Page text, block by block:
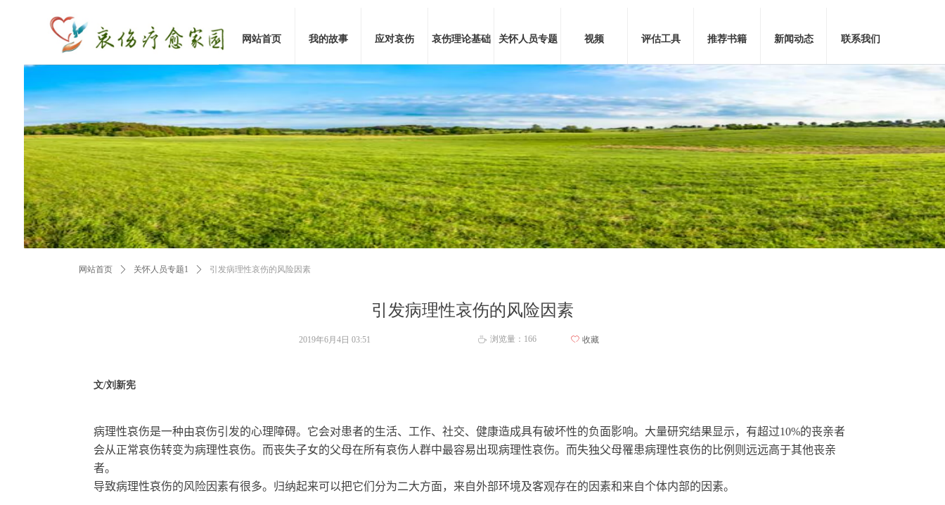
网站首页 我的故事 应对哀伤 哀伤理论基础 关怀人员专题 视频 评估工具 推荐书籍 新闻动态 联系我们
引发病理性哀伤的风险因素
网站首页 ꄲ 关怀人员专题1 ꄲ 引发病理性哀伤的风险因素
文/刘新宪
病理性哀伤是一种由哀伤引发的心理障碍。它会对患者的生活、工作、社交、健康造成具有破坏性的负面影响。大量研究结果显示，有超过10%的丧亲者
会从正常哀伤转变为病理性哀伤。而丧失子女的父母在所有哀伤人群中最容易出现病理性哀伤。而失独父母罹患病理性哀伤的比例则远远高于其他丧亲
者。
导致病理性哀伤的风险因素有很多。归纳起来可以把它们分为二大方面，来自外部环境及客观存在的因素和来自个体内部的因素。
2019年6月4日 03:51 ꄘ 浏览量： 166 ꄀ 收藏